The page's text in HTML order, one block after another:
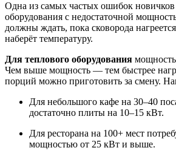
Одна из самых частых ошибок
оборудования с недостаточной
должны ждать, пока сковорода
наберёт температуру.
Для теплового оборудования мощность
Чем выше мощность — тем быстрее
порций можно приготовить за смену.
Для небольшого кафе на 30–40
достаточно плиты на 10–15 кВт.
Для ресторана на 100+ мест
мощностью от 25 кВт и выше.